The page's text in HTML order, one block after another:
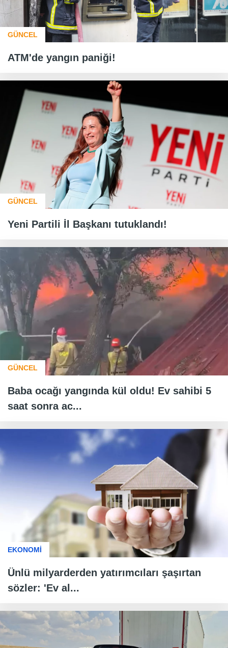
GÜNCEL
ATM'de yangın paniği!
GÜNCEL
Yeni Partili İl Başkanı tutuklandı!
GÜNCEL
Baba ocağı yangında kül oldu! Ev sahibi 5
saat sonra ac...
EKONOMİ
Ünlü milyarderden yatırımcıları şaşırtan
sözler: 'Ev al...